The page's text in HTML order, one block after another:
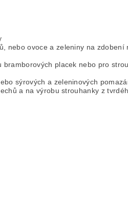
nebo ovoce a zeleniny na zdobení
placek nebo pro
sýrových a zeleninových
a na výrobu strouhanky z